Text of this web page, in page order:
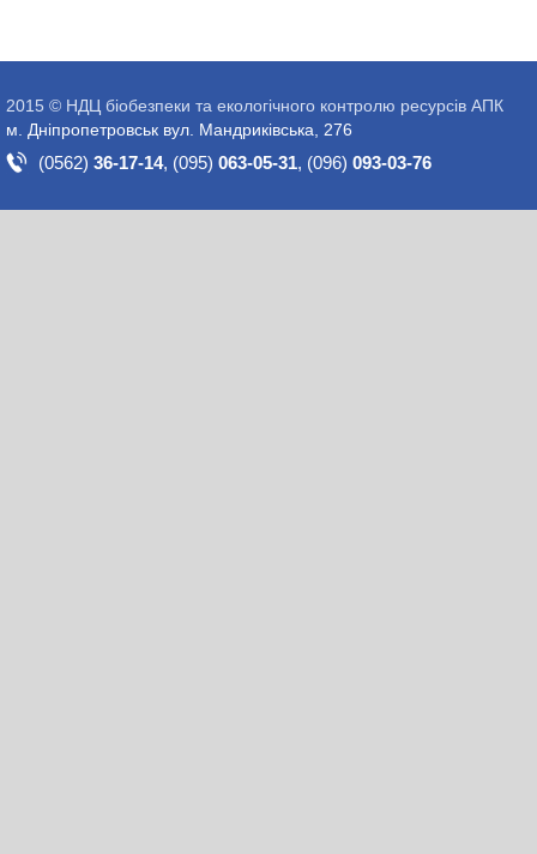
2015 © НДЦ біобезпеки та екологічного контролю ресурсів АПК
м. Дніпропетровськ вул. Мандриківська, 276
(0562) 36-17-14, (095) 063-05-31, (096) 093-03-76